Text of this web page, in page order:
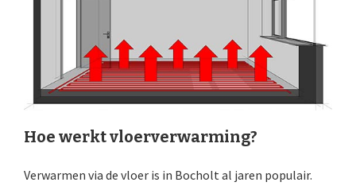
Hoe werkt vloerverwarming?
Verwarmen via de vloer is in Bocholt al jaren populair.